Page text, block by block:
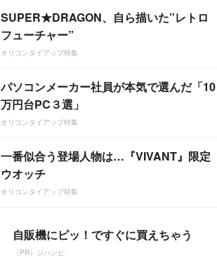
SUPER★DRAGON、自ら描いた”レトロ
フューチャー”
オリコンタイアップ特集
パソコンメーカー社員が本気で選んだ「10
万円台PC３選」
オリコンタイアップ特集
一番似合う登場人物は…『VIVANT』限定
ウオッチ
オリコンタイアップ特集
自販機にピッ！ですぐに買えちゃう
（PR）ジハンピ